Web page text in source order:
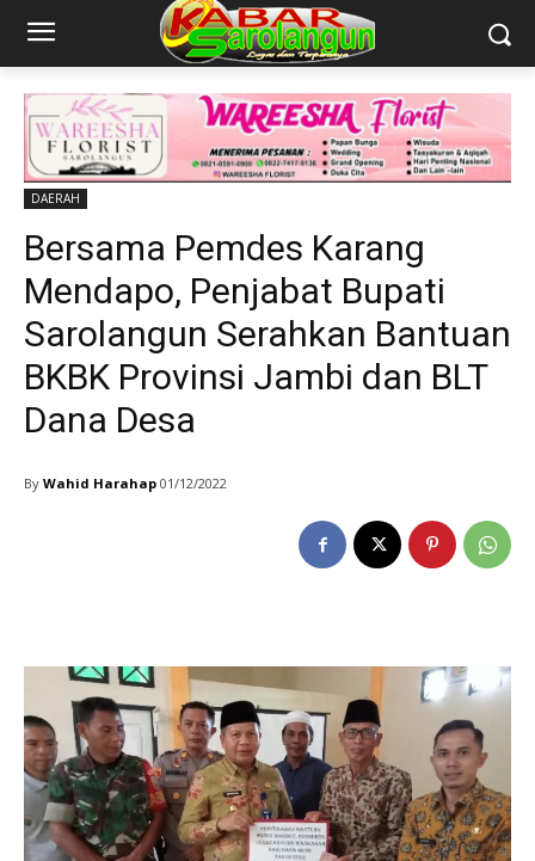
DAERAH
Bersama Pemdes Karang
Mendapo, Penjabat Bupati
Sarolangun Serahkan Bantuan
BKBK Provinsi Jambi dan BLT
Dana Desa
By Wahid Harahap 01/12/2022